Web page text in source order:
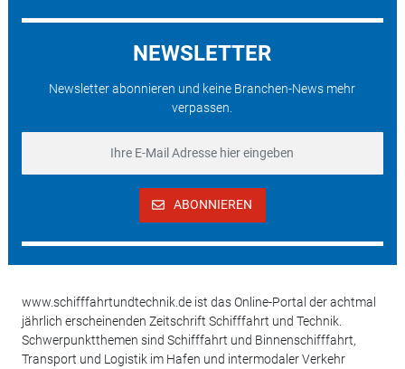
NEWSLETTER
Newsletter abonnieren und keine Branchen-News mehr
verpassen.
ABONNIEREN
www.schifffahrtundtechnik.de ist das Online-Portal der achtmal
jährlich erscheinenden Zeitschrift Schifffahrt und Technik.
Schwerpunktthemen sind Schifffahrt und Binnenschifffahrt,
Transport und Logistik im Hafen und intermodaler Verkehr